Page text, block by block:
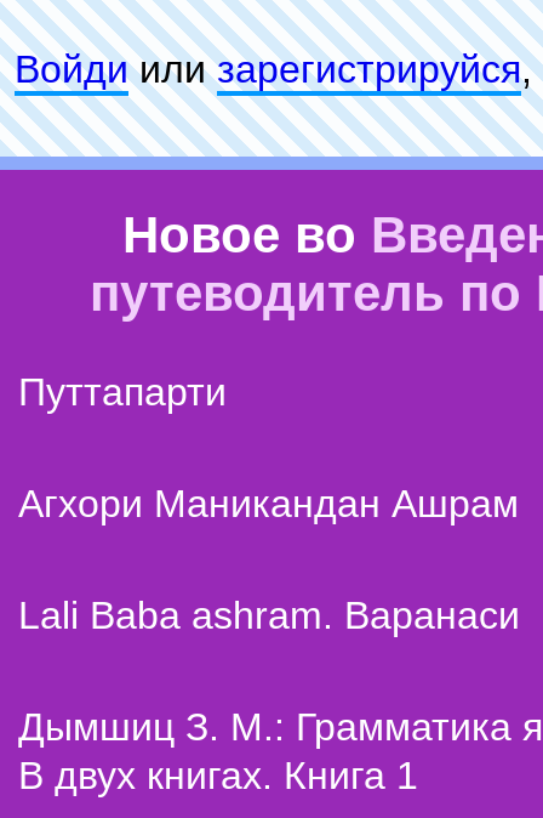
Войдиилизарeгиcтpируйся,
Новое во
путеводитель
Путтапарти
Агхори Маникандан Ашрам
Lali Baba ashram. Варанаси
Дымшиц З. М.: Грамматика
В двух книгах. Книга 1